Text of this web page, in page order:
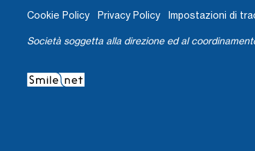
Cookie Policy Privacy Policy Impostazioni di
Società soggetta alla direzione ed al